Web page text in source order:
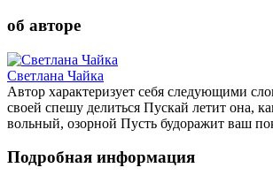
об авторе
Светлана Чайка
Автор характеризует себя следующими
своей спешу делиться Пускай летит она,
вольный, озорной Пусть будоражит ваш
Подробная информация